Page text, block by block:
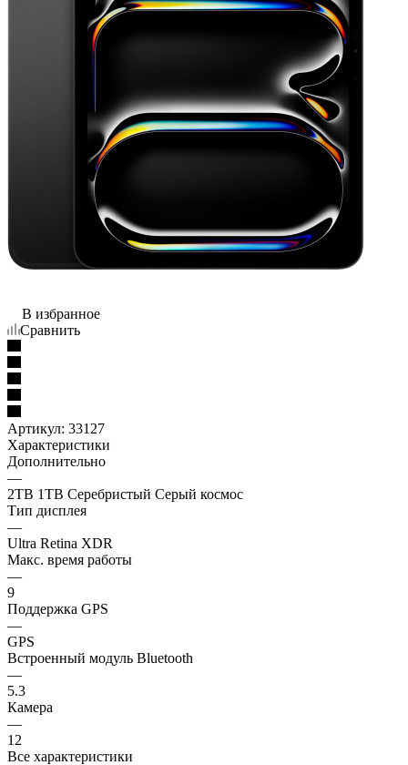
В избранное
Сравнить
Артикул: 33127
Характеристики
Дополнительно
—
2TB 1TB Серебристый Серый космос
Тип дисплея
—
Ultra Retina XDR
Макс. время работы
—
9
Поддержка GPS
—
GPS
Встроенный модуль Bluetooth
—
5.3
Камера
—
12
Все характеристики